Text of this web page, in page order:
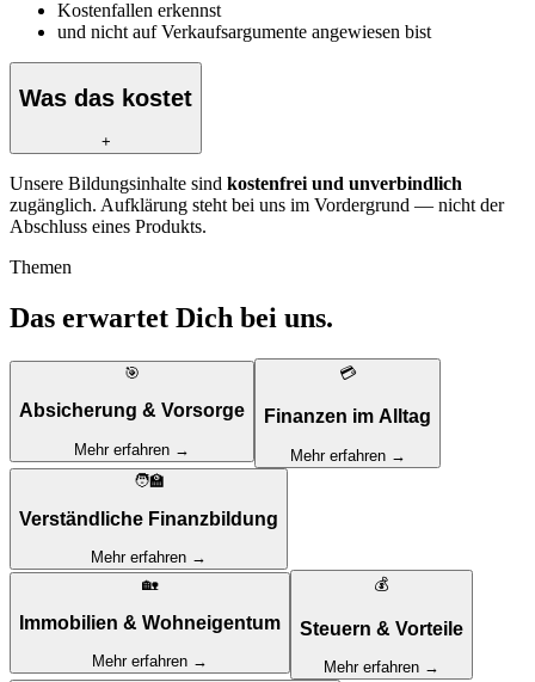
Kostenfallen erkennst
und nicht auf Verkaufsargumente angewiesen bist
Was das kostet
+
Unsere Bildungsinhalte sind kostenfrei und unverbindlich
zugänglich. Aufklärung steht bei uns im Vordergrund — nicht der
Abschluss eines Produkts.
Themen
Das erwartet Dich bei uns.
🎯
Absicherung & Vorsorge
Mehr erfahren →
💳
Finanzen im Alltag
Mehr erfahren →
🧑‍🏫
Verständliche Finanzbildung
Mehr erfahren →
🏡
Immobilien & Wohneigentum
Mehr erfahren →
💰
Steuern & Vorteile
Mehr erfahren →